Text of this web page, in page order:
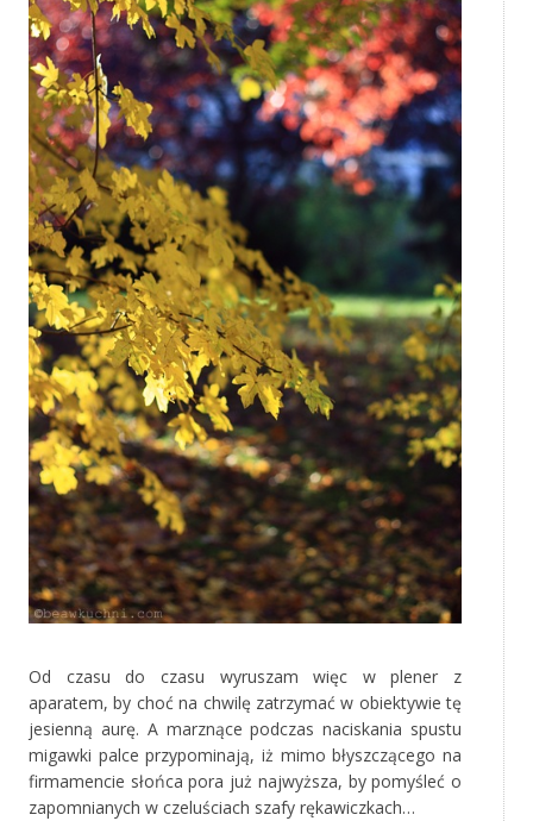
Od czasu do czasu wyruszam więc w plener z
aparatem, by choć na chwilę zatrzymać w obiektywie tę
jesienną aurę. A marznące podczas naciskania spustu
migawki palce przypominają, iż mimo błyszczącego na
firmamencie słońca pora już najwyższa, by pomyśleć o
zapomnianych w czeluściach szafy rękawiczkach…